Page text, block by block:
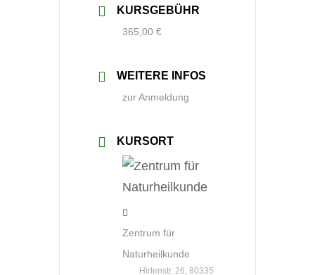
KURSGEBÜHR
365,00 €
WEITERE INFOS
zur Anmeldung
KURSORT
Zentrum für
Naturheilkunde
Hirtenstr. 26, 80335